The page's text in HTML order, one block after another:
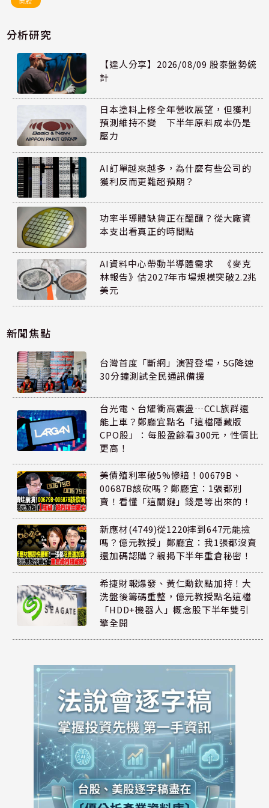
分析研究
【達人分享】2026/08/09 股泰盤勢統
計
日本塗料上修全年營收展望，但獲利
預測維持不變 下半年原料成本仍是
壓力
AI訂單越來越多，為什麼有些公司的
獲利反而更難超預期？
功率半導體缺貨正在醞釀？從大廠資
本支出看真正的時間點
AI資料中心帶動半導體需求 《麥克
林報告》估2027年市場規模突破2.2兆
美元
新聞焦點
台灣首度「斷網」演習登場，5G降速
30分鐘測試全民通訊備援
台光電、台燿衝高震盪…CCL族群還
能上車？鄭廳宜點名「這檔隱藏版
CPO股」：每股盈餘看300元，性價比
更高！
美債殖利率破5%慘賠！00679B、
00687B該砍嗎？鄭廳宜：1張都別
賣！看懂「這關鍵」錢是等出來的！
新應材(4749)從1220摔到647元能撿
嗎？億元教授」鄭廳宜：我1張都沒賣
還加碼認購？親揭下半年重倉秘密！
希捷財報爆發、黃仁勳欽點加持！大
洗盤後籌碼重整，億元教授點名這檔
「HDD+機器人」概念股下半年雙引
擎全開